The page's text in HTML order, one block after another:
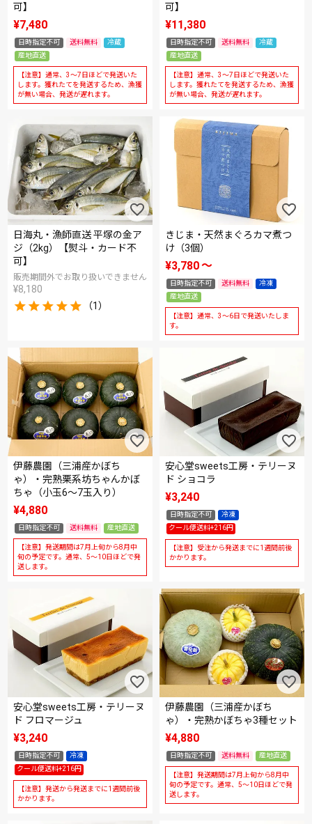
可】
¥7,480
日時指定不可 送料無料
冷蔵
産地直送
【注意】通常、3～7日ほどで発送いた
します。獲れたてを発送するため、漁獲
が無い場合、発送が遅れます。
可】
¥11,380
日時指定不可 送料無料
冷蔵
産地直送
【注意】通常、3～7日ほどで発送いた
します。獲れたてを発送するため、漁獲
が無い場合、発送が遅れます。
日海丸・漁師直送 平塚の金ア
ジ（2kg）【熨斗・カード不
可】
販売期間外でお取り扱いできません
¥8,180
（1）
きじま・天然まぐろカマ煮つ
け（3個）
¥3,780〜
日時指定不可 送料無料
冷凍
産地直送
【注意】通常、3～6日で発送いたしま
す。
伊藤農園（三浦産かぼち
ゃ）・完熟栗系坊ちゃんかぼ
ちゃ（小玉6～7玉入り）
¥4,880
日時指定不可 送料無料 産地直送
【注意】発送期間は7月上旬から8月中
旬の予定です。通常、5～10日ほどで発
送します。
安心堂sweets工房・テリーヌ
ド ショコラ
¥3,240
日時指定不可
冷凍
クール便送料+216円
【注意】受注から発送までに1週間前後
かかります。
安心堂sweets工房・テリーヌ
ド フロマージュ
¥3,240
日時指定不可
冷凍
クール便送料+216円
【注意】発送から発送までに1週間前後
かかります。
伊藤農園（三浦産かぼち
ゃ）・完熟かぼちゃ3種セット
¥4,880
日時指定不可 送料無料 産地直送
【注意】発送期間は7月上旬から8月中
旬の予定です。通常、5～10日ほどで発
送します。